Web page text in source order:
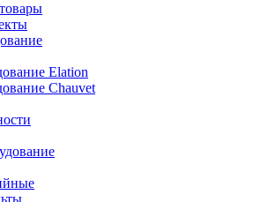
Elation
Chauvet